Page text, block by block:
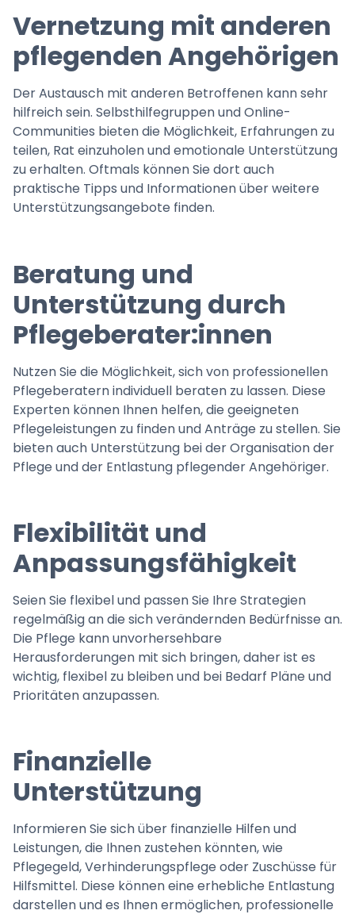
Vernetzung mit anderen
pflegenden Angehörigen
Der Austausch mit anderen Betroffenen kann sehr
hilfreich sein. Selbsthilfegruppen und Online-
Communities bieten die Möglichkeit, Erfahrungen zu
teilen, Rat einzuholen und emotionale Unterstützung
zu erhalten. Oftmals können Sie dort auch
praktische Tipps und Informationen über weitere
Unterstützungsangebote finden.
Beratung und
Unterstützung durch
Pflegeberater:innen
Nutzen Sie die Möglichkeit, sich von professionellen
Pflegeberatern individuell beraten zu lassen. Diese
Experten können Ihnen helfen, die geeigneten
Pflegeleistungen zu finden und Anträge zu stellen. Sie
bieten auch Unterstützung bei der Organisation der
Pflege und der Entlastung pflegender Angehöriger.
Flexibilität und
Anpassungsfähigkeit
Seien Sie flexibel und passen Sie Ihre Strategien
regelmäßig an die sich verändernden Bedürfnisse an.
Die Pflege kann unvorhersehbare
Herausforderungen mit sich bringen, daher ist es
wichtig, flexibel zu bleiben und bei Bedarf Pläne und
Prioritäten anzupassen.
Finanzielle
Unterstützung
Informieren Sie sich über finanzielle Hilfen und
Leistungen, die Ihnen zustehen könnten, wie
Pflegegeld, Verhinderungspflege oder Zuschüsse für
Hilfsmittel. Diese können eine erhebliche Entlastung
darstellen und es Ihnen ermöglichen, professionelle